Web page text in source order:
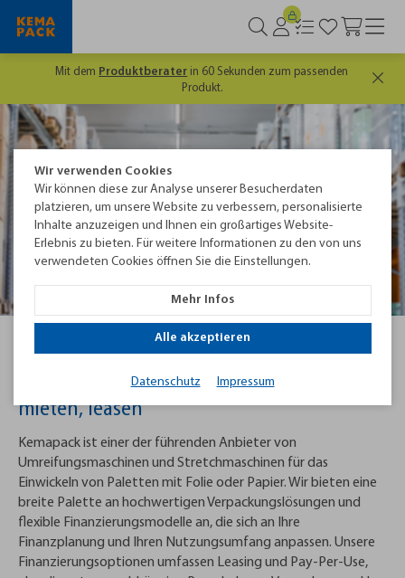
Es lohnt sich, gut informiert zu sein. Hier geht'szum
kostenlosenNewsletter
Nutzen statt kaufen
Finanzierungsformen
Verpackungs­maschinen clever nutzen,
mieten, leasen
Kemapack ist einer der führenden Anbieter von
Umreifungsmaschinen und Stretchmaschinen für das
Einwickeln von Paletten mit Folie oder Papier. Wir bieten eine
breite Palette an hochwertigen Verpackungslösungen und
flexible Finanzierungsmodelle an, die sich an Ihre
Finanzplanung und Ihren Nutzungsumfang anpassen. Unsere
Finanzierungsoptionen umfassen Leasing und Pay-Per-Use,
Wir verwenden Cookies
Wir können diese zur Analyse unserer Besucherdaten
platzieren, um unsere Website zu verbessern, personalisierte
Inhalte anzuzeigen und Ihnen ein großartiges Website-
Erlebnis zu bieten. Für weitere Informationen zu den von uns
verwendeten Cookies öffnen Sie die Einstellungen.
Mehr Infos
Alle akzeptieren
Datenschutz Impressum